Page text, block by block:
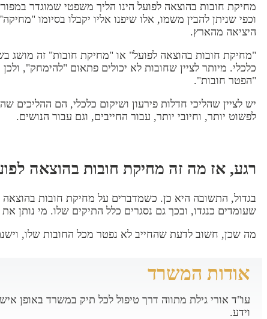
וכפי שניתן להבין משמו, אלו שיפנו אליו יקבלו בסיומו
היציאה מהארץ.
"מחיקת חובות בהוצאה לפועל" או "מחיקת חובות" זה מושג
כלכלי. מיותר לציין שחובות לא יכולים פתאום "להימחק",
"הפטר חובות".
יש לציין שהליכי חדלות פירעון ושיקום כלכלי, הם
לפשוט יותר, וחיובי יותר, עבור החייבים, וגם עבור הנושים.
רגע, אז מה זה מחיקת חובות בהוצאה
בגדול, התשובה היא כן. כשמדברים על מחיקת חובות בהוצאה
שעומדים כנגדו, ובכך גם נסגרים כלל התיקים שלו. מי נותן את הצו? לפי חוק חדלות
מה שכן, חשוב לדעת שהחייב לא נפטר מכל החובות שלו,
אודות המשרד
עו"ד אורי גילת מתווה דרך טיפול לכל תיק במשרד באופן
וידע.